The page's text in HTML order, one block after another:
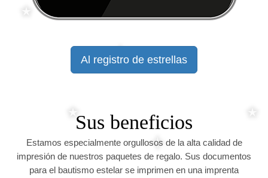
Al registro de estrellas
Sus beneficios
Estamos especialmente orgullosos de la alta calidad de
impresión de nuestros paquetes de regalo. Sus documentos
para el bautismo estelar se imprimen en una imprenta